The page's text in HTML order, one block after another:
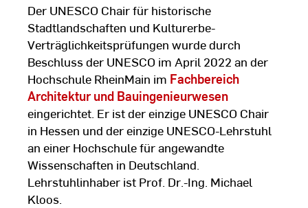
Der UNESCO Chair für historische
Stadtlandschaften und Kulturerbe-
Verträglichkeitsprüfungen wurde durch
Beschluss der UNESCO im April 2022 an der
Hochschule RheinMain im Fachbereich
Architektur und Bauingenieurwesen
eingerichtet. Er ist der einzige UNESCO Chair
in Hessen und der einzige UNESCO-Lehrstuhl
an einer Hochschule für angewandte
Wissenschaften in Deutschland.
Lehrstuhlinhaber ist Prof. Dr.-Ing. Michael
Kloos.